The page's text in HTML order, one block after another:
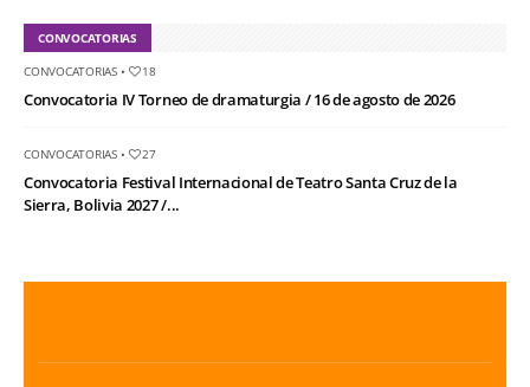
CONVOCATORIAS
CONVOCATORIAS• 18
Convocatoria IV Torneo de dramaturgia / 16 de agosto de 2026
CONVOCATORIAS• 27
Convocatoria Festival Internacional de Teatro Santa Cruz de la
Sierra, Bolivia 2027 /...